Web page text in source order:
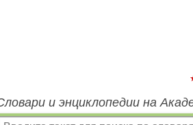
и энциклопедии на